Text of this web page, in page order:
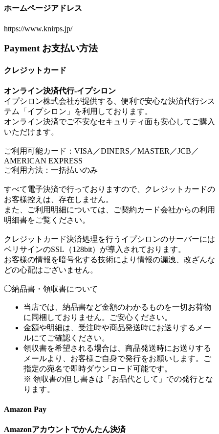
ホームページアドレス
https://www.knirps.jp/
Payment お支払い方法
クレジットカード
オンライン決済代行-イプシロン
イプシロン株式会社が提供する、便利で安心な決済代行シス
テム「イプシロン」を利用しております。
オンライン決済でご不安なセキュリティ面も安心してご購入
いただけます。
ご利用可能カード：VISA／DINERS／MASTER／JCB／
AMERICAN EXPRESS
ご利用方法：一括払いのみ
すべて電子決済で行っておりますので、クレジットカードの
お客様控えは、存在しません。
また、ご利用明細については、ご契約カード会社からの利用
明細書をご覧ください。
クレジットカード決済処理を行うイプシロンのサーバーには
ベリサインのSSL（128bit）が導入されております。
お客様の情報を暗号化する技術により情報の漏洩、改ざんな
どの心配はございません。
◯納品書・領収書について
当店では、納品書など金額のわかるものを一切お荷物
に同梱しておりません。ご安心ください。
金額や明細は、受注時や商品発送時にお送りするメー
ルにてご確認ください。
領収書を希望される場合は、商品発送時にお送りする
メールより、お客様ご自身で発行をお願いします。ご
指定の宛名で即時ダウンロード可能です。
※ 領収書の但し書きは「お品代として」での発行とな
ります。
Amazon Pay
Amazonアカウントでかんたん決済